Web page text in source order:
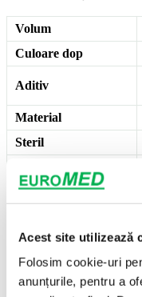
Acest site utilizează
Folosim cookie-uri
anunțurile, pentru a
Volum
Culoare dop
Aditiv
Material
Steril
Mod ambalare
comandă
Brand
Importator